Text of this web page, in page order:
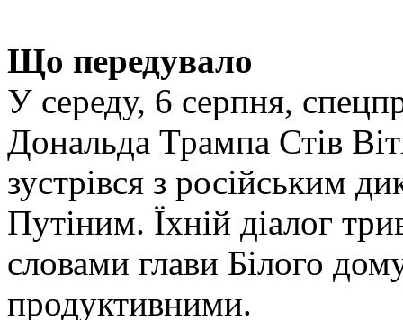
Що передувало
У середу, 6 серпня,
Дональда Трампа Стів
зустрівся з російським
Путіним. Їхній діалог
словами глави Білого
продуктивними.